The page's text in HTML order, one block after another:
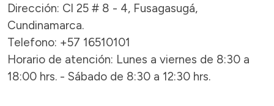
Dirección: Cl 25 # 8 - 4, Fusagasugá,
Cundinamarca.
Telefono: +57 16510101
Horario de atención: Lunes a viernes de 8:30 a
18:00 hrs. - Sábado de 8:30 a 12:30 hrs.